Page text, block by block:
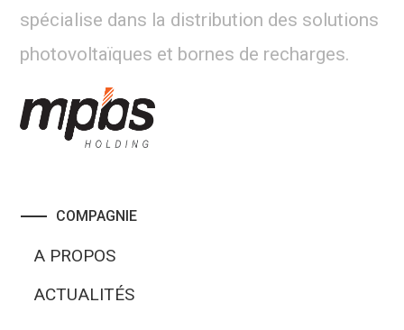
spécialise dans la distribution des solutions
photovoltaïques et bornes de recharges.
COMPAGNIE
A PROPOS
ACTUALITÉS